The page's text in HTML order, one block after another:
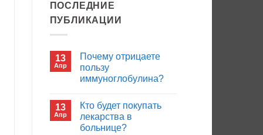
ПОСЛЕДНИЕ
ПУБЛИКАЦИИ
13
Апр
Почему отрицаете
пользу
иммуноглобулина?
записи
Почему
отрицаете
пользу
13
Апр
Кто будет покупать
лекарства в
больнице?